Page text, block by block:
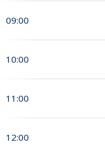
09:00
10:00
11:00
12:00